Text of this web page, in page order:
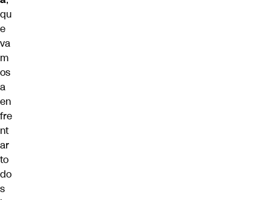
qu
e
va
m
os
a
en
fre
nt
ar
to
do
s